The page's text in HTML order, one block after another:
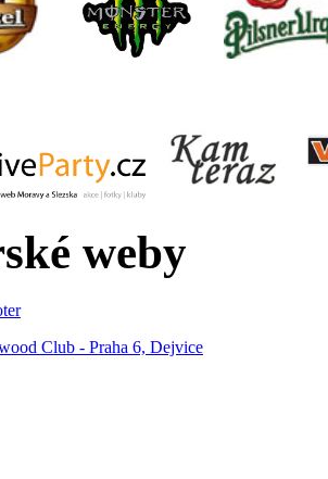
weby
Club - Praha 6, Dejvice